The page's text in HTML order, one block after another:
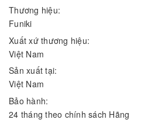
Thương hiệu:
Funiki
Xuất xứ thương hiệu:
Việt Nam
Sản xuất tại:
Việt Nam
Bảo hành:
24 tháng theo chính sách Hãng